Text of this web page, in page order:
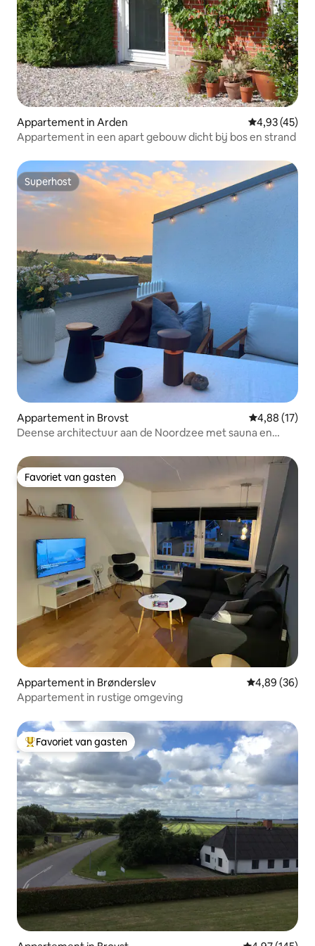
Appartement in Arden Gemiddelde
4,93 (45)
Appartement in een apart gebouw dicht bij bos en strand
Superhost
Superhost
Appartement in Brovst Gemiddelde
4,88 (17)
Deense architectuur aan de Noordzee met sauna en
Favoriet van gasten
Favoriet van gasten
Appartement in Brønderslev Gemiddelde
4,89 (36)
Appartement in rustige omgeving
Topfavoriet van gasten
Favoriet van gasten